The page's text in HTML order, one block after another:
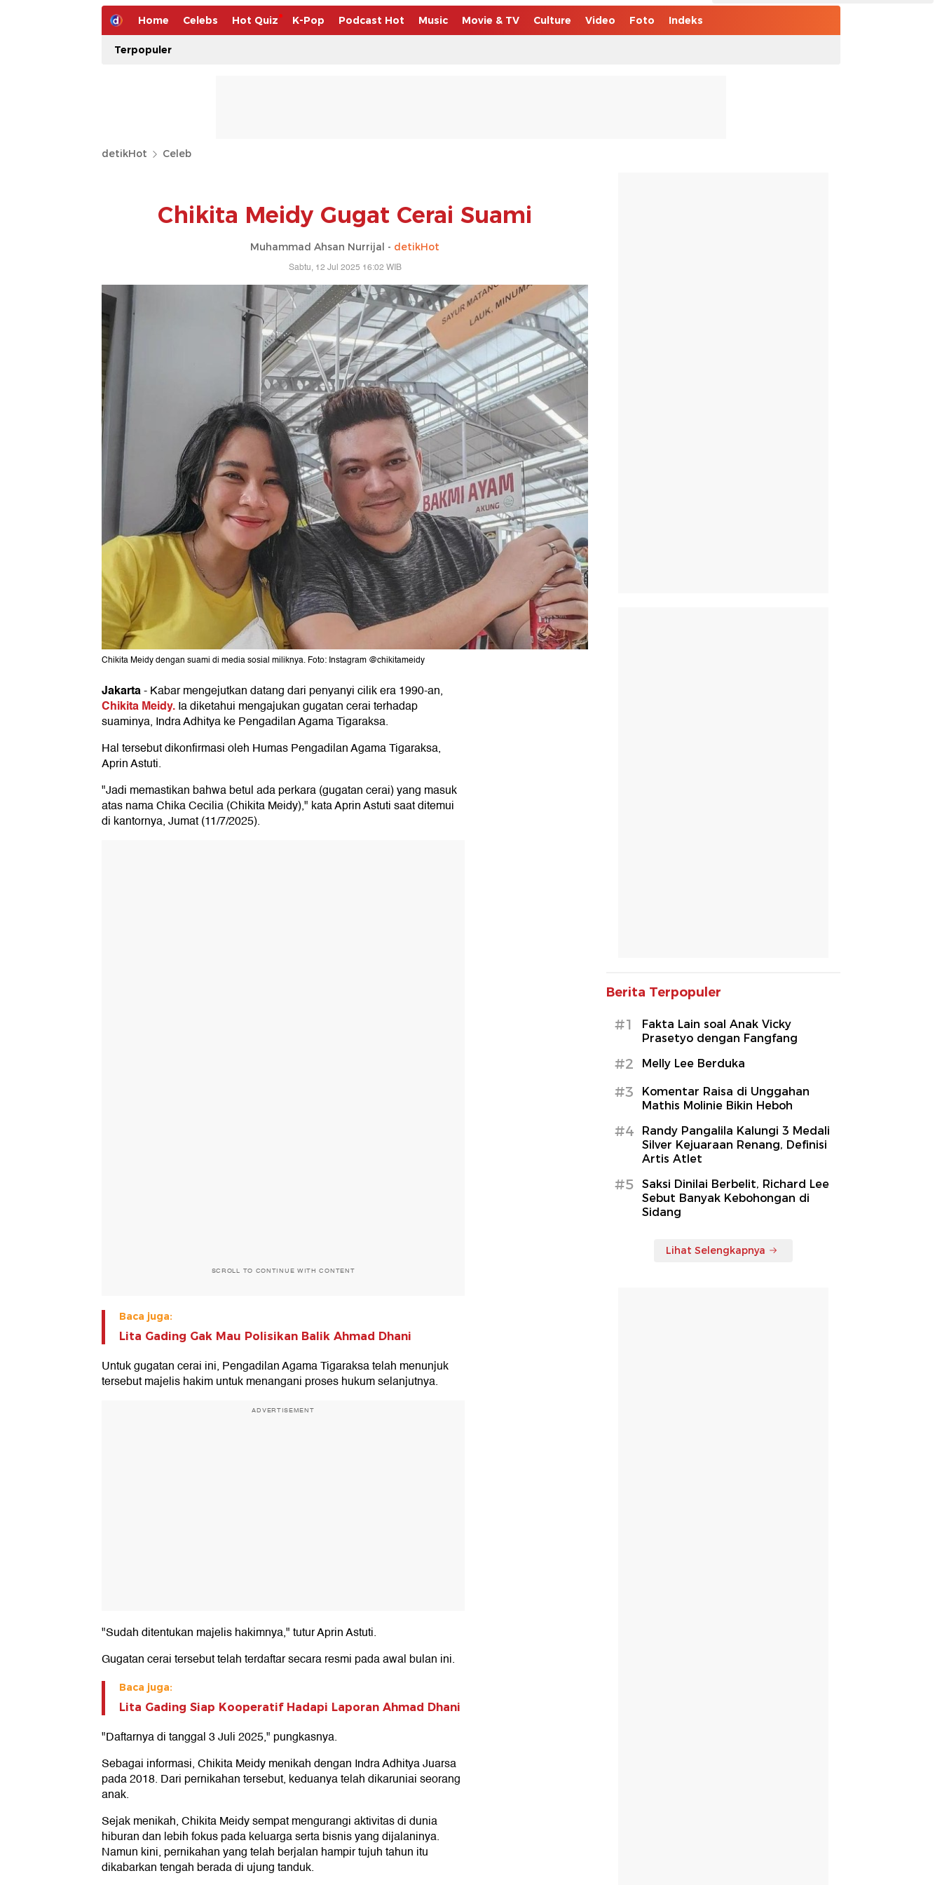
Home Celebs Hot Quiz K-Pop Podcast Hot Music Movie & TV Culture Video Foto Indeks
Terpopuler
detikHot Celeb
Chikita Meidy Gugat Cerai Suami
Muhammad Ahsan Nurrijal - detikHot
Sabtu, 12 Jul 2025 16:02 WIB
Chikita Meidy dengan suami di media sosial miliknya. Foto: Instagram @chikitameidy
Jakarta-Kabar mengejutkan datang dari penyanyi cilik era 1990-an,
Chikita Meidy.Ia diketahui mengajukan gugatan cerai terhadap
suaminya, Indra Adhitya ke Pengadilan Agama Tigaraksa.
Hal tersebut dikonfirmasi oleh Humas Pengadilan Agama Tigaraksa,
Aprin Astuti.
"Jadi memastikan bahwa betul ada perkara (gugatan cerai) yang masuk
atas nama Chika Cecilia (Chikita Meidy)," kata Aprin Astuti saat ditemui
di kantornya, Jumat (11/7/2025).
SCROLL TO CONTINUE WITH CONTENT
Baca juga:
Lita Gading Gak Mau Polisikan Balik Ahmad Dhani
Untuk gugatan cerai ini, Pengadilan Agama Tigaraksa telah menunjuk
tersebut majelis hakim untuk menangani proses hukum selanjutnya.
ADVERTISEMENT
"Sudah ditentukan majelis hakimnya," tutur Aprin Astuti.
Gugatan cerai tersebut telah terdaftar secara resmi pada awal bulan ini.
Baca juga:
Lita Gading Siap Kooperatif Hadapi Laporan Ahmad Dhani
"Daftarnya di tanggal 3 Juli 2025," pungkasnya.
Sebagai informasi, Chikita Meidy menikah dengan Indra Adhitya Juarsa
pada 2018. Dari pernikahan tersebut, keduanya telah dikaruniai seorang
anak.
Sejak menikah, Chikita Meidy sempat mengurangi aktivitas di dunia
hiburan dan lebih fokus pada keluarga serta bisnis yang dijalaninya.
Namun kini, pernikahan yang telah berjalan hampir tujuh tahun itu
dikabarkan tengah berada di ujung tanduk.
Berita Terpopuler
#1
Fakta Lain soal Anak Vicky
Prasetyo dengan Fangfang
#2 Melly Lee Berduka
#3
Komentar Raisa di Unggahan
Mathis Molinie Bikin Heboh
#4
Randy Pangalila Kalungi 3 Medali
Silver Kejuaraan Renang, Definisi
Artis Atlet
#5
Saksi Dinilai Berbelit, Richard Lee
Sebut Banyak Kebohongan di
Sidang
Lihat Selengkapnya